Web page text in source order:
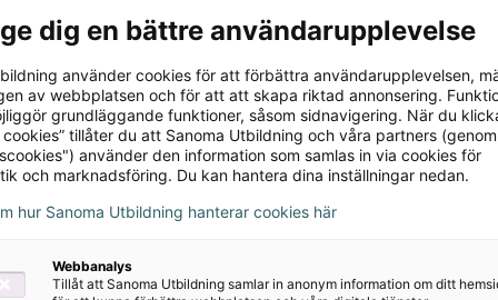
Alfa sfi A spår 1 är format efter SFIs fyra
en läsebok, en övningsbok och en
av ett rikt bildstöd som främjar förståelse
har formats efter elevernas behov samt
i vardagslivet.
sig inledningsvis med det svenska alfabetet
med teman och till hjälp har de övningsboken
erbjuder läraren handfast stöttning i
dig en bättre användarupplevelse
använder cookies för att förbättra användarupplevelsen,
av webbplatsen och för att att skapa riktad annonsering.
grundläggande funktioner, såsom sidnavigering. När du
cookies” tillåter du att Sanoma Utbildning och våra partners
använder den information som samlas in via cookies för
och marknadsföring. Du kan hantera dina inställningar nedan.
hur Sanoma Utbildning hanterar cookies här
Webbanalys
Tillåt att Sanoma Utbildning samlar in anonym information om ditt